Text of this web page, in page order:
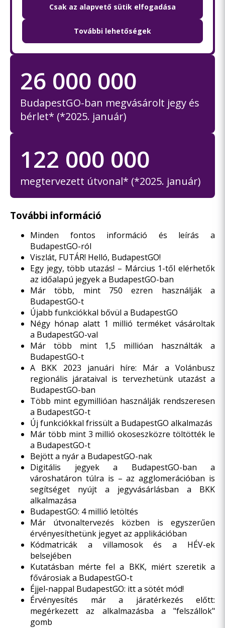
2 900 000
regisztrált felhasználó
26 000 000
BudapestGO-ban megvásárolt jegy és
bérlet* (*2025. január)
122 000 000
megtervezett útvonal* (*2025. január)
További információ
Minden fontos információ és leírás a
BudapestGO-ról
Viszlát, FUTÁR! Helló, BudapestGO!
Egy jegy, több utazás! – Március 1-től elérhetők
az időalapú jegyek a BudapestGO-ban
Már több, mint 750 ezren használják a
BudapestGO-t
Újabb funkciókkal bővül a BudapestGO
Négy hónap alatt 1 millió terméket vásároltak
a BudapestGO-val
Már több mint 1,5 millióan használták a
BudapestGO-t
A BKK 2023 januári híre: Már a Volánbusz
regionális járataival is tervezhetünk utazást a
BudapestGO-ban
Több mint egymillióan használják rendszeresen
a BudapestGO-t
Új funkciókkal frissült a BudapestGO alkalmazás
Már több mint 3 millió okoseszközre töltötték le
a BudapestGO-t
Bejött a nyár a BudapestGO-nak
Digitális jegyek a BudapestGO-ban a
városhatáron túlra is – az agglomerációban is
segítséget nyújt a jegyvásárlásban a BKK
alkalmazása
BudapestGO: 4 millió letöltés
Már útvonaltervezés közben is egyszerűen
érvényesíthetünk jegyet az applikációban
Kódmatricák a villamosok és a HÉV-ek
belsejében
Kutatásban mérte fel a BKK, miért szeretik a
fővárosiak a BudapestGO-t
Éjjel-nappal BudapestGO: itt a sötét mód!
Érvényesítés már a járatérkezés előtt:
megérkezett az alkalmazásba a "felszállok"
gomb
Csak az alapvető sütik elfogadása
További lehetőségek